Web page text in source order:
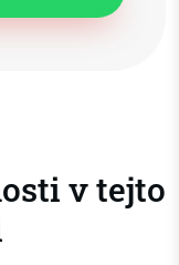
v tejto